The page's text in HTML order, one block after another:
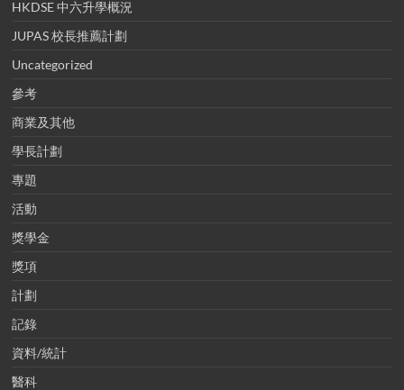
HKDSE 中六升學概況
JUPAS 校長推薦計劃
Uncategorized
參考
商業及其他
學長計劃
專題
活動
獎學金
獎項
計劃
記錄
資料/統計
醫科